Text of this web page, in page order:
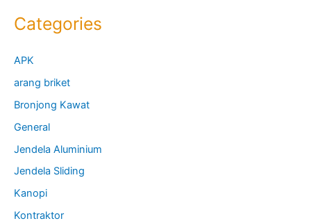
Categories
APK
arang briket
Bronjong Kawat
General
Jendela Aluminium
Jendela Sliding
Kanopi
Kontraktor